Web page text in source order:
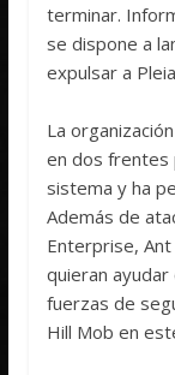
terminar.
se dispone a
expulsar a
La
en dos frentes
sistema y ha
Además de
Enterprise,
quieran
fuerzas de
Hill Mob en